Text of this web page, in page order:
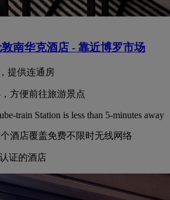
南华克酒店 - 靠近博罗市场
提供连通房
方便前往旅游景点
train Station is less than 5-minutes away
酒店覆盖免费不限时无线网络
证的酒店